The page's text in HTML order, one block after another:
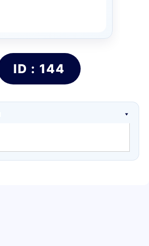
ID : 144